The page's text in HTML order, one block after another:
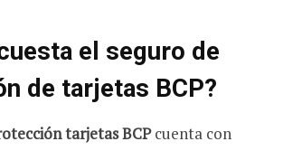
el seguro de
de tarjetas BCP?
tarjetas BCPcuenta con